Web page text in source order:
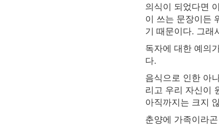
의식이 되었다면
이 쓰는 문장이든
기 때문이다. 그래
독자에 대한 예의
다.
음식으로 인한 아
리고 우리 자신이
아직까지는 크지
춘양에 가족이라